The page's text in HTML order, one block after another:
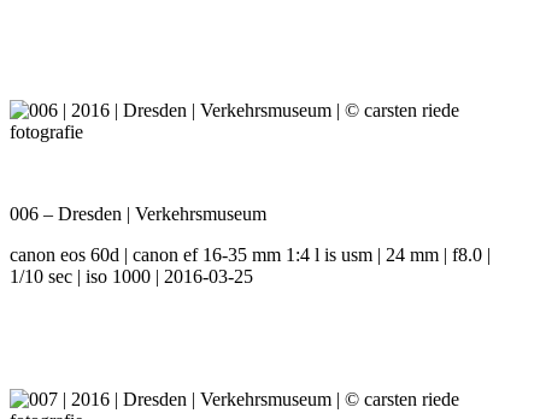
006 – Dresden | Verkehrsmuseum
canon eos 60d | canon ef 16-35 mm 1:4 l is usm | 24 mm | f8.0 |
1/10 sec | iso 1000 | 2016-03-25